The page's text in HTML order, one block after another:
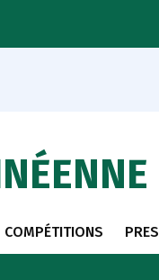
COMPÉTITIONS